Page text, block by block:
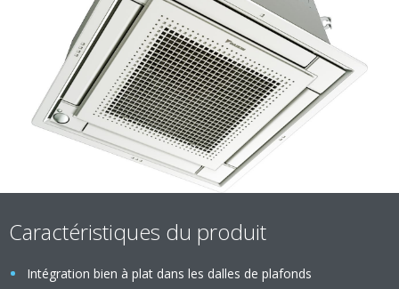
Caractéristiques du produit
Intégration bien à plat dans les dalles de plafonds